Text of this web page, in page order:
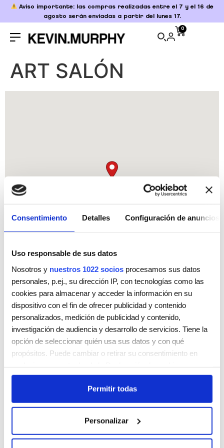
Consentimiento Detalles Configuración de anuncios
Uso responsable de sus datos
Nosotros y nuestros 1022 socios procesamos sus datos
personales, p.ej., su dirección IP, con tecnologías como las
cookies para almacenar y acceder la información en su
dispositivo con el fin de ofrecer publicidad y contenido
personalizados, medición de publicidad y contenido,
investigación de audiencia y desarrollo de servicios. Tiene la
opción de seleccionar quién usa sus datos y con qué
propósitos. Puede cambiar o retirar su consentimiento en
clicando en el Menú de consentimiento.
Si lo permite, también quisiéramos:
que puede tener una precisión de varios metros
Identificar su dispositivo analizándolo activamente
Permitir todas
Personalizar
Aviso importante: las compras realizadas entre el 7 y el 16 de
agosto serán enviadas a partir del lunes 17.
0
ART SALÓN
ART SALÓN
c/ Mallorca, 43
Ciudadella de Menorca07760
España
Teléfono: 695 896 550
Lunes
Cerrada
Martes
9:00 AM - 7:00 PM
9:00 AM - 7:00 PM
Viernes
9:00 AM - 7:00 PM
9:00 AM - 7:00 PM